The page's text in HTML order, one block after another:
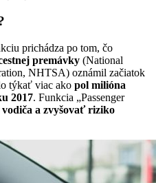
prichádza po tom, čo
premávky (National
NHTSA) oznámil začiatok
týkať viac ako pol milióna
2017. Funkcia „Passenger
a zvyšovať riziko